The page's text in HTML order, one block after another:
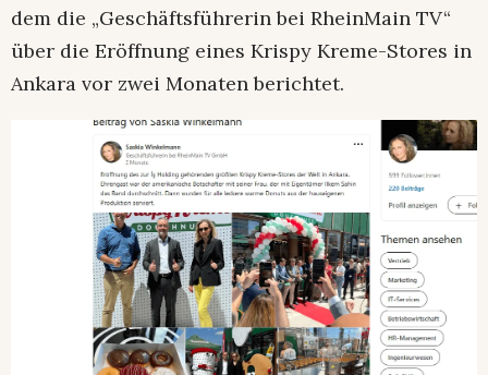
dem die „Geschäftsführerin bei RheinMain TV“
über die Eröffnung eines Krispy Kreme-Stores in
Ankara vor zwei Monaten berichtet.